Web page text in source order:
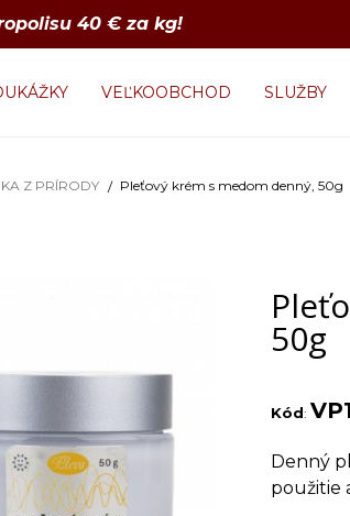
40 € za kg!
VEĽKOOBCHOD SLUŽBY
Z PRÍRODY Pleťový krém s medom denný, 50g
50g
Kód:
Denný
použitie